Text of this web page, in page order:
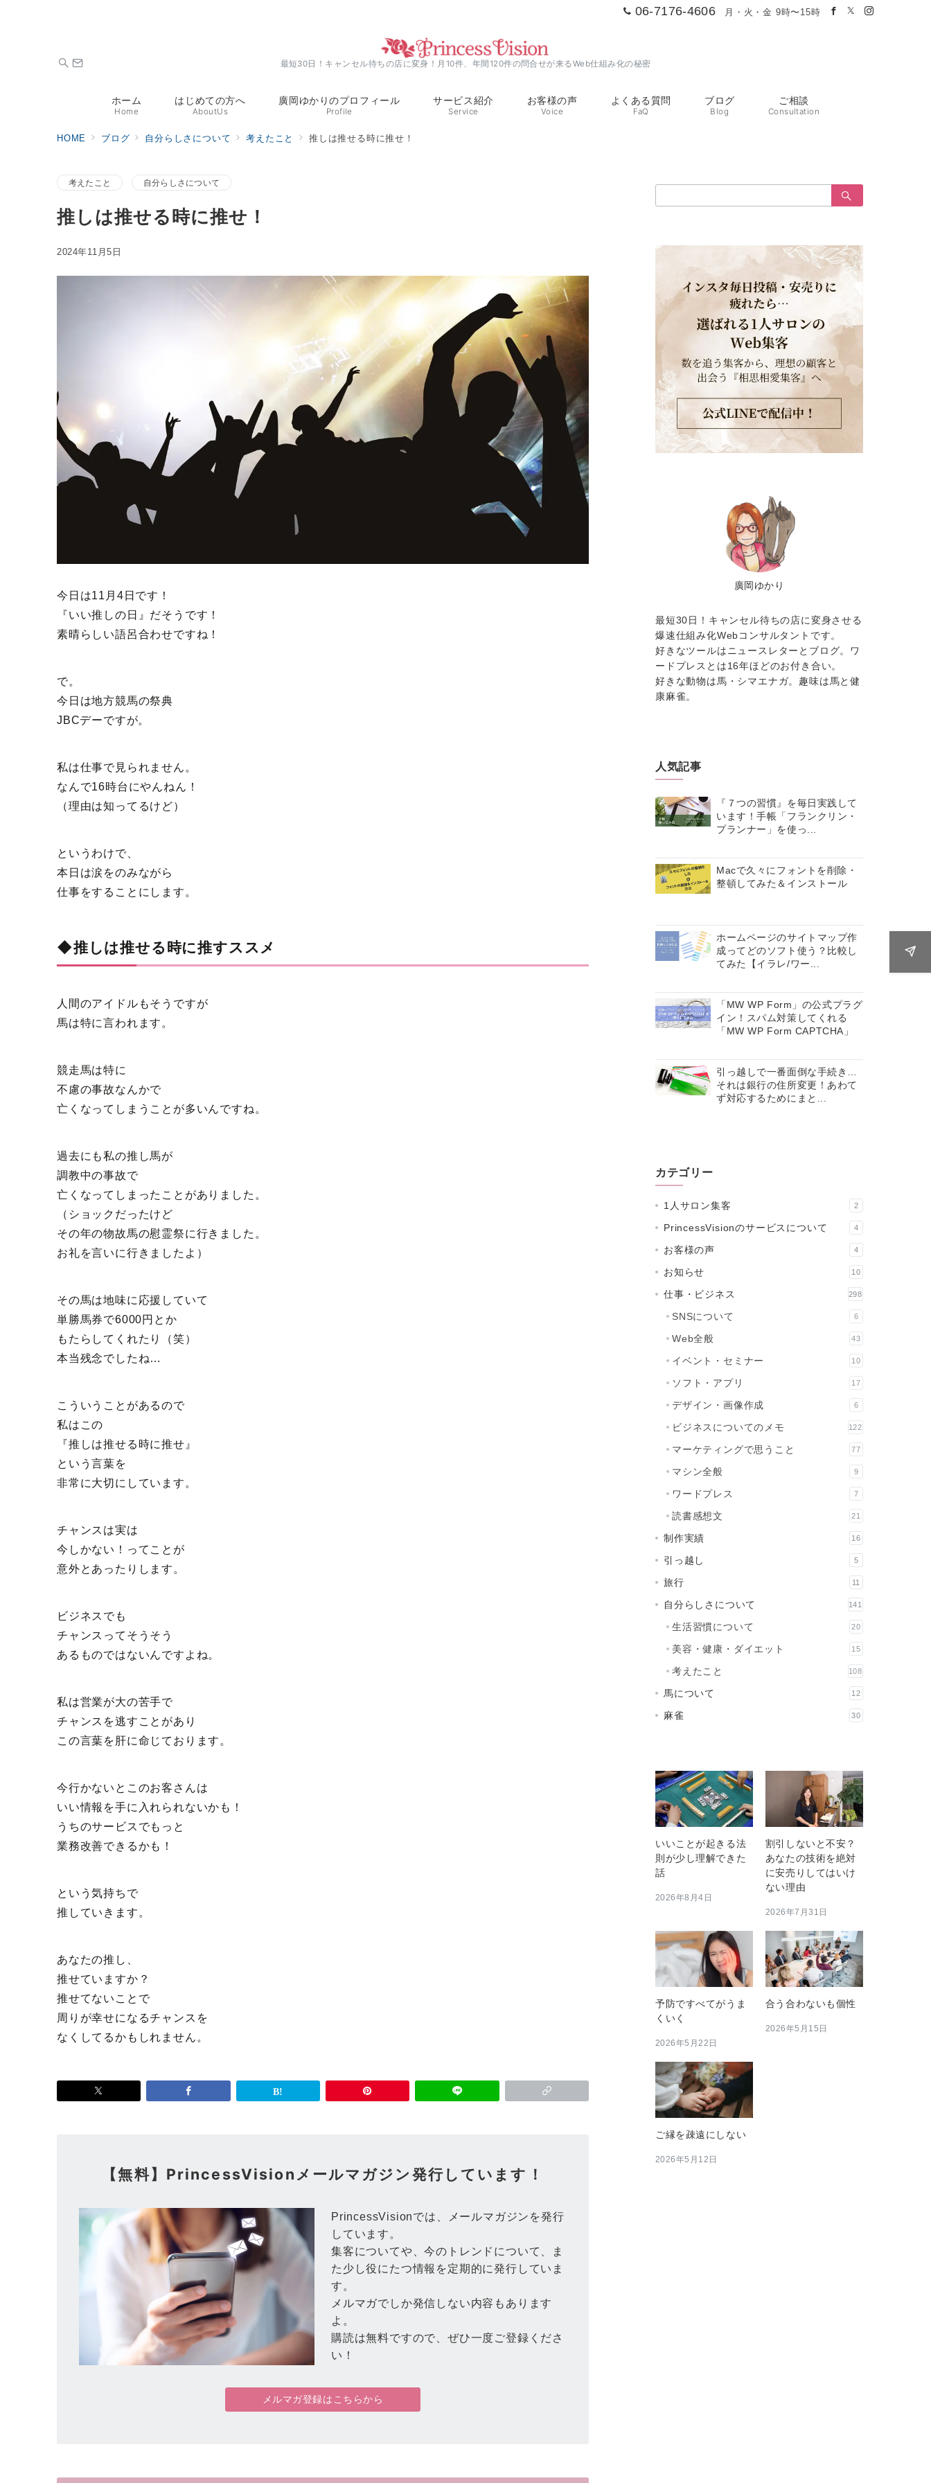
06-7176-4606 月・火・金 9時〜15時
最短30日！キャンセル待ちの店に変身！月10件、年間120件の問合せが来るWeb仕組み化の秘密
ホーム
Home
はじめての方へ
AboutUs
廣岡ゆかりのプロフィール
Profile
サービス紹介
Service
お客様の声
Voice
よくある質問
FaQ
ブログ
Blog
ご相談
Consultation
HOME ブログ 自分らしさについて 考えたこと 推しは推せる時に推せ！
考えたこと 自分らしさについて
推しは推せる時に推せ！
2024年11月5日
今日は11月4日です！
『いい推しの日』だそうです！
素晴らしい語呂合わせですね！
で。
今日は地方競馬の祭典
JBCデーですが。
私は仕事で見られません。
なんで16時台にやんねん！
（理由は知ってるけど）
というわけで、
本日は涙をのみながら
仕事をすることにします。
◆推しは推せる時に推すススメ
人間のアイドルもそうですが
馬は特に言われます。
競走馬は特に
不慮の事故なんかで
亡くなってしまうことが多いんですね。
過去にも私の推し馬が
調教中の事故で
亡くなってしまったことがありました。
（ショックだったけど
その年の物故馬の慰霊祭に行きました。
お礼を言いに行きましたよ）
その馬は地味に応援していて
単勝馬券で6000円とか
もたらしてくれたり（笑）
本当残念でしたね…
こういうことがあるので
私はこの
『推しは推せる時に推せ』
という言葉を
非常に大切にしています。
チャンスは実は
今しかない！ってことが
意外とあったりします。
ビジネスでも
チャンスってそうそう
あるものではないんですよね。
私は営業が大の苦手で
チャンスを逃すことがあり
この言葉を肝に命じております。
今行かないとこのお客さんは
いい情報を手に入れられないかも！
うちのサービスでもっと
業務改善できるかも！
という気持ちで
推していきます。
あなたの推し、
推せていますか？
推せてないことで
周りが幸せになるチャンスを
なくしてるかもしれません。
【無料】PrincessVisionメールマガジン発行しています！
PrincessVisionでは、メールマガジンを発行
しています。
集客についてや、今のトレンドについて、ま
た少し役にたつ情報を定期的に発行していま
す。
メルマガでしか発信しない内容もあります
よ。
購読は無料ですので、ぜひ一度ご登録くださ
い！
メルマガ登録はこちらから
索：
廣岡ゆかり
最短30日！キャンセル待ちの店に変身させる
爆速仕組み化Webコンサルタントです。
好きなツールはニュースレターとブログ。ワ
ードプレスとは16年ほどのお付き合い。
好きな動物は馬・シマエナガ。趣味は馬と健
康麻雀。
人気記事
『７つの習慣』を毎日実践して
います！手帳「フランクリン・
プランナー」を使っ...
Macで久々にフォントを削除・
整頓してみた＆インストール
ホームページのサイトマップ作
成ってどのソフト使う？比較し
てみた【イラレ/ワー...
「MW WP Form」の公式プラグ
イン！スパム対策してくれる
「MW WP Form CAPTCHA」
引っ越しで一番面倒な手続き…
それは銀行の住所変更！あわて
ず対応するためにまと...
カテゴリー
1人サロン集客 2
PrincessVisionのサービスについて 4
お客様の声 4
お知らせ 10
仕事・ビジネス 298
SNSについて 6
Web全般 43
イベント・セミナー 10
ソフト・アプリ 17
デザイン・画像作成 6
ビジネスについてのメモ 122
マーケティングで思うこと 77
マシン全般 9
ワードプレス 7
読書感想文 21
制作実績 16
引っ越し 5
旅行 11
自分らしさについて 141
生活習慣について 20
美容・健康・ダイエット 15
考えたこと 108
馬について 12
麻雀 30
いいことが起きる法
則が少し理解できた
話
2026年8月4日
割引しないと不安？
あなたの技術を絶対
に安売りしてはいけ
ない理由
2026年7月31日
予防ですべてがうま
くいく
2026年5月22日
合う合わないも個性
2026年5月15日
ご縁を疎遠にしない
2026年5月12日